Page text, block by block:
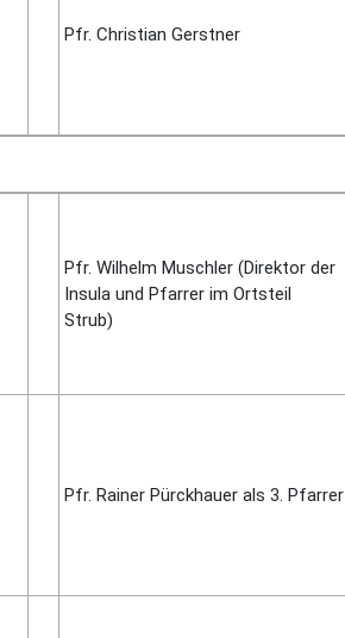
Pfr. Christian Gerstner
Pfr. Wilhelm Musch­ler (Direk­tor der
Insula und Pfarrer im Ortsteil
Strub)
Pfr. Rainer Pürck­hauer als 3. Pfar­rer